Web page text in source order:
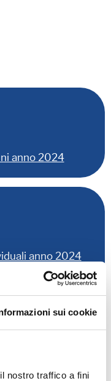
sui cookie
nostro traffico a fini
anno 2024
anno 2024